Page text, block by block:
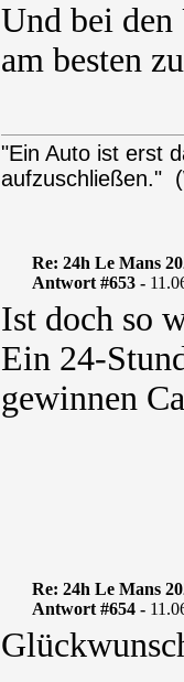
Und bei den
am besten
"Ein Auto ist erst
aufzuschließen."
Re: 24h Le Mans
Antwort #653 -
Ist doch so
Ein 24-
gewinnen
Re: 24h Le Mans
Antwort #654 -